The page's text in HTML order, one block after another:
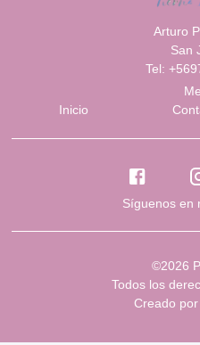
Arturo
San
Tel:
Inicio
Síguenos en
©2026
Todos los
Creado por